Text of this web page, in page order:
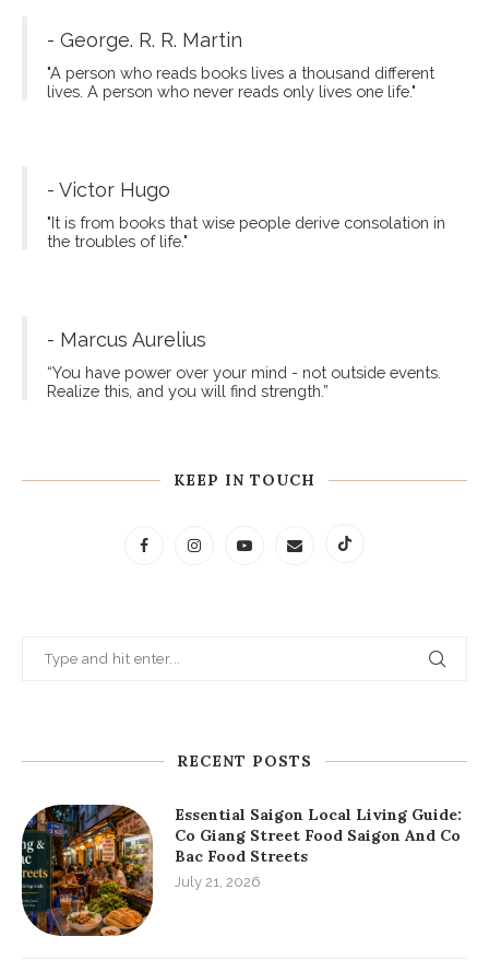
- George. R. R. Martin
"A person who reads books lives a thousand different
lives. A person who never reads only lives one life."
- Victor Hugo
"It is from books that wise people derive consolation in
the troubles of life."
- Marcus Aurelius
“You have power over your mind - not outside events.
Realize this, and you will find strength.”
KEEP IN TOUCH
RECENT POSTS
Essential Saigon Local Living Guide:
Co Giang Street Food Saigon And Co
Bac Food Streets
July 21, 2026